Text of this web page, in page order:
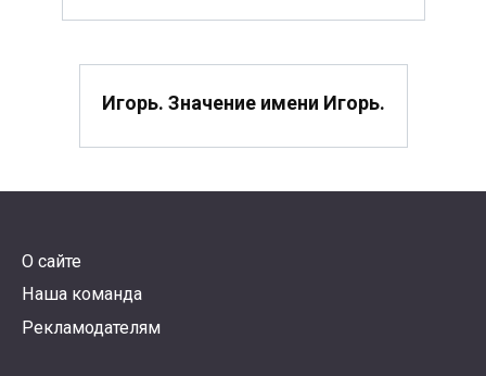
Игорь. Значение имени Игорь.
О сайте
Наша команда
Рекламодателям